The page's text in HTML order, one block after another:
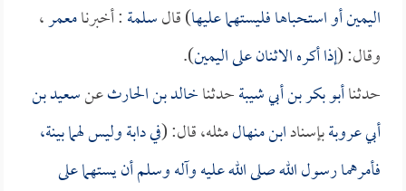
اليمين أو استحباها فليستهما عليها) قالسلمة: أخبرنامعمر،
وقال: (إذا أكره الاثنان على اليمين).
حدثناأبو بكر بن أبي شيبةحدثناخالد بن الحارثعنسعيد بن
أبي عروبةبإسنادابن منهالمثله، قال: (في دابة وليس لهما بينة،
فأمرهما رسول الله صلى الله عليه وآله وسلم أن يستهما على